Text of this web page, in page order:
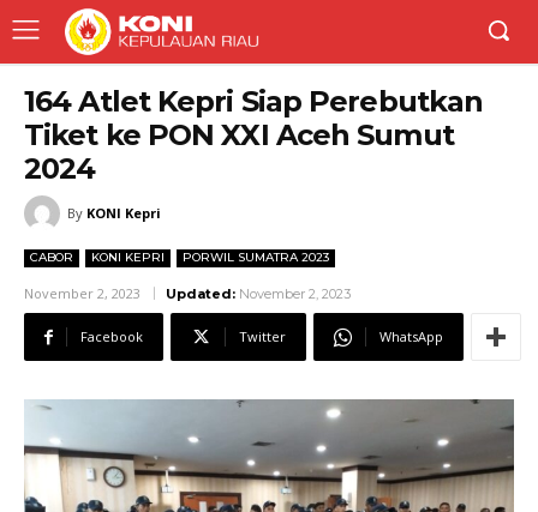
164 Atlet Kepri Siap Perebutkan
Tiket ke PON XXI Aceh Sumut
2024
By KONI Kepri
CABOR KONI KEPRI PORWIL SUMATRA 2023
November 2, 2023 Updated: November 2, 2023
Facebook Twitter WhatsApp